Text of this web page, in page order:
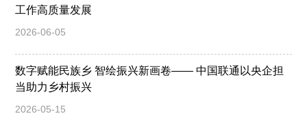
工作高质量发展
2026-06-05
数字赋能民族乡 智绘振兴新画卷—— 中国联通以央企担
当助力乡村振兴
2026-05-15